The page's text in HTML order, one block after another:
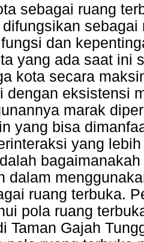
sebagai ruang
dan
yang ada saat ini
kota secara
dengan eksistensi
marak
yang bisa
yang
dalam
ruang terbuka.
pola ruang
Taman Gajah